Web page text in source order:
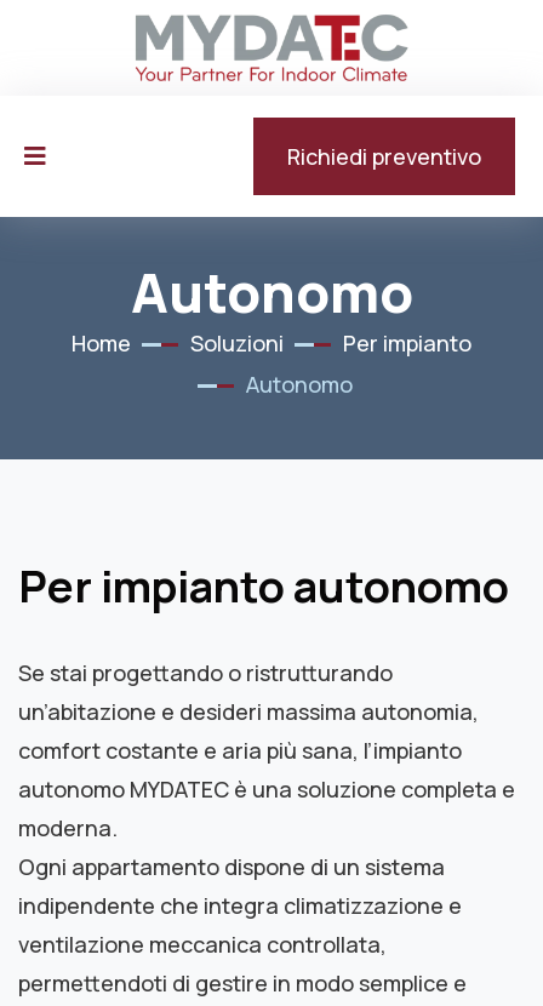
Richiedi preventivo
Autonomo
Home Soluzioni
Per impianto
Autonomo
Per impianto autonomo
Se stai progettando o ristrutturando
un’abitazione e desideri massima autonomia,
comfort costante e aria più sana, l’impianto
autonomo MYDATEC è una soluzione completa e
moderna.
Ogni appartamento dispone di un sistema
indipendente che integra climatizzazione e
ventilazione meccanica controllata,
permettendoti di gestire in modo semplice e